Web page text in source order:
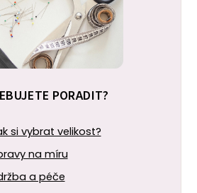
PORADIT?
si vybrat velikost?
na míru
a péče